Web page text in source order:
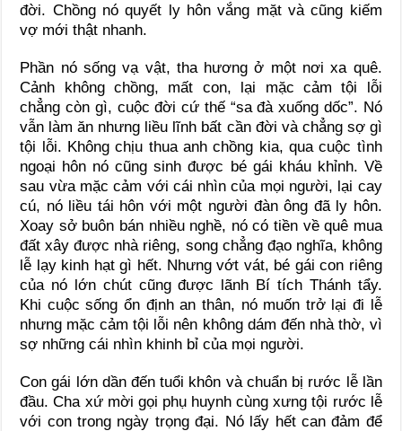
đời. Chồng nó quyết ly hôn vắng mặt và cũng kiếm
vợ mới thật nhanh.
Phần nó sống vạ vật, tha hương ở một nơi xa quê.
Cảnh không chồng, mất con, lại mặc cảm tội lỗi
chẳng còn gì, cuộc đời cứ thế “sa đà xuống dốc”. Nó
vẫn làm ăn nhưng liều lĩnh bất cần đời và chẳng sợ gì
tội lỗi. Không chịu thua anh chồng kia, qua cuộc tình
ngoại hôn nó cũng sinh được bé gái kháu khỉnh. Về
sau vừa mặc cảm với cái nhìn của mọi người, lại cay
cú, nó liều tái hôn với một người đàn ông đã ly hôn.
Xoay sở buôn bán nhiều nghề, nó có tiền về quê mua
đất xây được nhà riêng, song chẳng đạo nghĩa, không
lễ lạy kinh hạt gì hết. Nhưng vớt vát, bé gái con riêng
của nó lớn chút cũng được lãnh Bí tích Thánh tẩy.
Khi cuộc sống ổn định an thân, nó muốn trở lại đi lễ
nhưng mặc cảm tội lỗi nên không dám đến nhà thờ, vì
sợ những cái nhìn khinh bỉ của mọi người.
Con gái lớn dần đến tuổi khôn và chuẩn bị rước lễ lần
đầu. Cha xứ mời gọi phụ huynh cùng xưng tội rước lễ
với con trong ngày trọng đại. Nó lấy hết can đảm để